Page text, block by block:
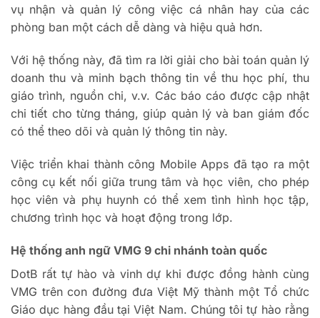
vụ nhận và quản lý công việc cá nhân hay của các
phòng ban một cách dễ dàng và hiệu quả hơn.
Với hệ thống này, đã tìm ra lời giải cho bài toán quản lý
doanh thu và minh bạch thông tin về thu học phí, thu
giáo trình, nguồn chi, v.v. Các báo cáo được cập nhật
chi tiết cho từng tháng, giúp quản lý và ban giám đốc
có thể theo dõi và quản lý thông tin này.
Việc triển khai thành công Mobile Apps đã tạo ra một
công cụ kết nối giữa trung tâm và học viên, cho phép
học viên và phụ huynh có thể xem tình hình học tập,
chương trình học và hoạt động trong lớp.
Hệ thống anh ngữ VMG 9 chi nhánh toàn quốc
DotB rất tự hào và vinh dự khi được đồng hành cùng
VMG trên con đường đưa Việt Mỹ thành một Tổ chức
Giáo dục hàng đầu tại Việt Nam. Chúng tôi tự hào rằng